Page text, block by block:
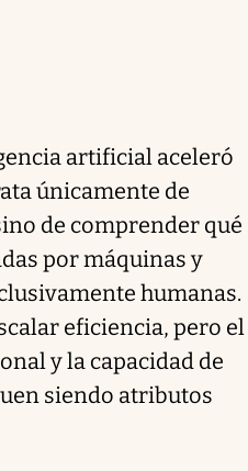
artificial aceleró
únicamente de
de comprender qué
por máquinas y
humanas.
eficiencia, pero el
y la capacidad de
siendo atributos